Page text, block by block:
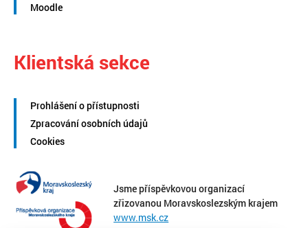
Moodle
Klientská sekce
Prohlášení o přístupnosti
Zpracování osobních údajů
Cookies
Jsme příspěvkovou organizací
zřizovanou Moravskoslezským krajem
www.msk.cz